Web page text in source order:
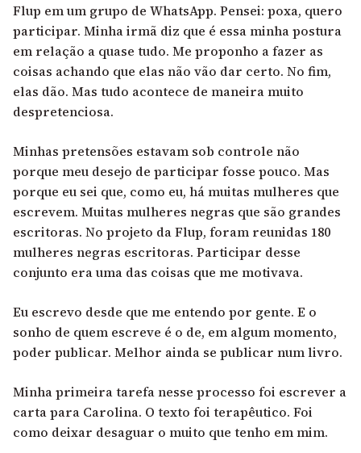
Flup em um grupo de WhatsApp. Pensei: poxa, quero
participar. Minha irmã diz que é essa minha postura
em relação a quase tudo. Me proponho a fazer as
coisas achando que elas não vão dar certo. No fim,
elas dão. Mas tudo acontece de maneira muito
despretenciosa.
Minhas pretensões estavam sob controle não
porque meu desejo de participar fosse pouco. Mas
porque eu sei que, como eu, há muitas mulheres que
escrevem. Muitas mulheres negras que são grandes
escritoras. No projeto da Flup, foram reunidas 180
mulheres negras escritoras. Participar desse
conjunto era uma das coisas que me motivava.
Eu escrevo desde que me entendo por gente. E o
sonho de quem escreve é o de, em algum momento,
poder publicar. Melhor ainda se publicar num livro.
Minha primeira tarefa nesse processo foi escrever a
carta para Carolina. O texto foi terapêutico. Foi
como deixar desaguar o muito que tenho em mim.